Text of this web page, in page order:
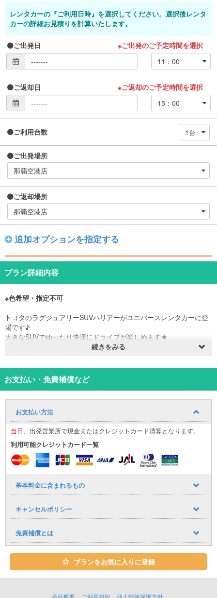
レンタカーの『ご利用日時』を選択してください。選択後レンタ
カーの詳細お見積りを計算いたします。
ご出発日 ※ご出発のご予定時間を選択
ご返却日 ※ご返却のご予定時間を選択
ご利用台数
ご出発場所
ご返却場所
追加オプションを指定する
プラン詳細内容
※色希望・指定不可
トヨタのラグジュアリーSUVハリアーがユニバースレンタカーに登
場です♪
大きなSUVでゆったり快適にドライブが楽しめます★
ご家族での旅行にもピッタリな1台です！
快適な旅を♪
心のこもったおもてなしで、お客様をお迎え致します。
・ETC、カーナビ、全車標準装備！
・タクシー送迎サービス
那覇空港到着しましたら出口１番を出てタクシーで店舗までお越し
下さい。
※領収書の提出が必要となります。
レンタカーご予約１台につきタクシー１台分返金（５名様以上の場
※タクシー複数台でご来店の場合、２台目以降のタクシー代はご返金
致しかねます。
※那覇空港にはジャンボタクシー乗り場がございます。当日ジャンボ
タクシーに空車がない場合は店舗までご連絡ください。
お帰りの際は当店送迎車両にて送迎させていただいております。
お帰りの際の送迎は、18時半までのご返却で那覇空港もしくは赤嶺
駅となります。
続きをみる
お支払い・免責補償など
お支払い方法
当日、出発営業所で現金またはクレジットカード清算となります。
利用可能クレジットカード一覧
基本料金に含まれるもの
キャンセルポリシー
免責補償とは
プランをお気に入りに登録
会社概要 ご利用規約 個人情報保護方針